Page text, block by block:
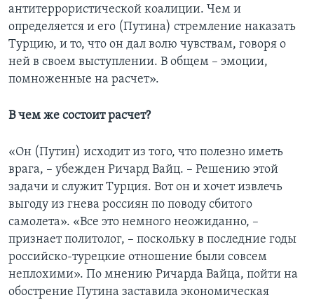
антитеррористической коалиции. Чем и
определяется и его (Путина) стремление наказать
Турцию, и то, что он дал волю чувствам, говоря о
ней в своем выступлении. В общем – эмоции,
помноженные на расчет».
В чем же состоит расчет?
«Он (Путин) исходит из того, что полезно иметь
врага, – убежден Ричард Вайц. – Решению этой
задачи и служит Турция. Вот он и хочет извлечь
выгоду из гнева россиян по поводу сбитого
самолета». «Все это немного неожиданно, –
признает политолог, – поскольку в последние годы
российско-турецкие отношение были совсем
неплохими». По мнению Ричарда Вайца, пойти на
обострение Путина заставила экономическая